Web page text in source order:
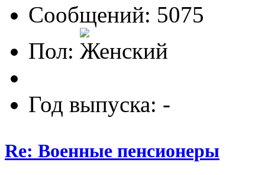
Сообщений: 5075
Пол:
Год выпуска: -
Re: Военные пенсионеры